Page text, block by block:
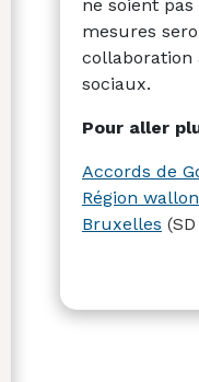
ne soient
mesures
collaboration
sociaux.
Pour aller
Accords de
Région
Bruxelles